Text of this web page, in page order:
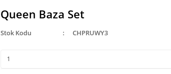
Queen Baza Set
Stok Kodu CHPRUWY3